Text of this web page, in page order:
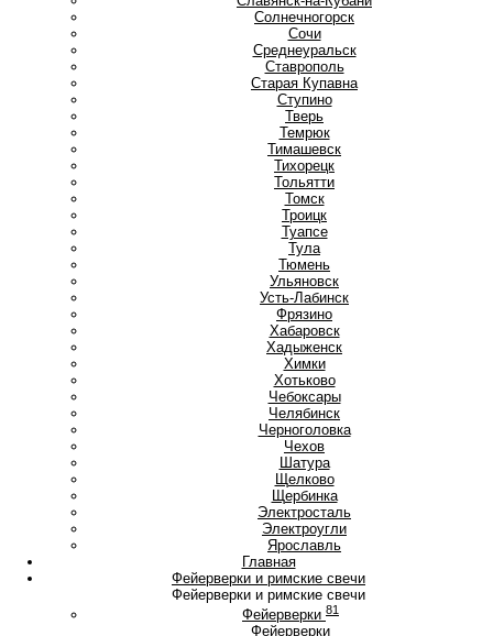
Солнечногорск
Сочи
Среднеуральск
Ставрополь
Старая Купавна
Ступино
Тверь
Темрюк
Тимашевск
Тихорецк
Тольятти
Томск
Троицк
Туапсе
Тула
Тюмень
Ульяновск
Усть-Лабинск
Фрязино
Хабаровск
Хадыженск
Химки
Хотьково
Чебоксары
Челябинск
Черноголовка
Чехов
Шатура
Щелково
Щербинка
Электросталь
Электроугли
Ярославль
Главная
Фейерверки и римские свечи
Фейерверки и римские свечи
Фейерверки 81
Фейерверки